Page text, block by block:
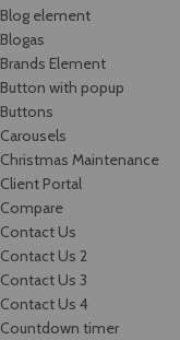
Blog element
Blogas
Brands Element
Button with popup
Buttons
Carousels
Christmas Maintenance
Client Portal
Compare
Contact Us
Contact Us 2
Contact Us 3
Contact Us 4
Countdown timer